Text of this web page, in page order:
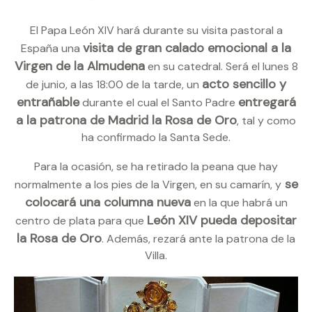
El Papa León XIV hará durante su visita pastoral a
España una visita de gran calado emocional a la
Virgen de la Almudenaen su catedral. Será el lunes 8
de junio, a las 18:00 de la tarde, un acto sencillo y
entrañabledurante el cual el Santo Padre entregará
a la patrona de Madrid la Rosa de Oro, tal y como
ha confirmado la Santa Sede.
Para la ocasión, se ha retirado la peana que hay
normalmente a los pies de la Virgen, en su camarín, yse
colocará una columna nuevaen la que habrá un
centro de plata para que León XIV pueda depositar
la Rosa de Oro. Además, rezará ante la patrona de la
Villa.